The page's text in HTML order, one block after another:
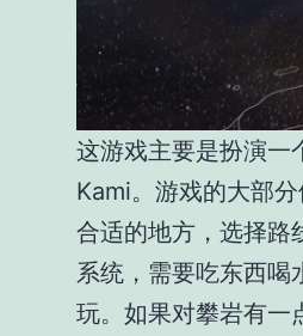
这游戏主要是扮演一
Kami。游戏的大部
合适的地方，选择路
系统，需要吃东西喝
玩。如果对攀岩有一